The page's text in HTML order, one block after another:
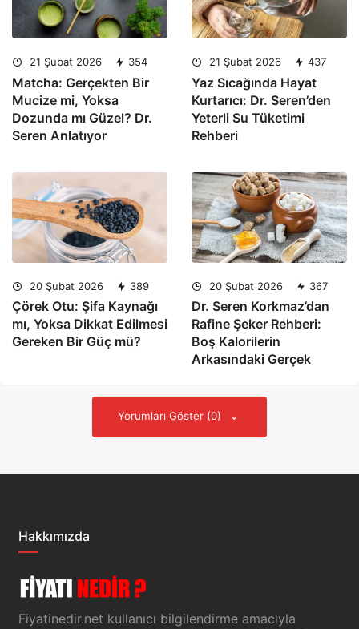
21 Şubat 2026 354
Matcha: Gerçekten Bir
Mucize mi, Yoksa
Dozunda mı Güzel? Dr.
Seren Anlatıyor
21 Şubat 2026 437
Yaz Sıcağında Hayat
Kurtarıcı: Dr. Seren’den
Yeterli Su Tüketimi
Rehberi
20 Şubat 2026 389
Çörek Otu: Şifa Kaynağı
mı, Yoksa Dikkat Edilmesi
Gereken Bir Güç mü?
20 Şubat 2026 367
Dr. Seren Korkmaz’dan
Rafine Şeker Rehberi:
Boş Kalorilerin
Arkasındaki Gerçek
Yorumları Göster (0)
Hakkımızda
Fiyatinedir.net kullanıcı bilgilendirme amacıyla